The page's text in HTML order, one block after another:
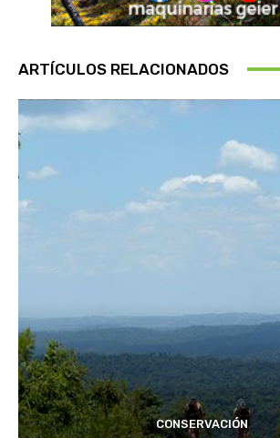
ARTÍCULOS RELACIONADOS
CONSERVACIÓN